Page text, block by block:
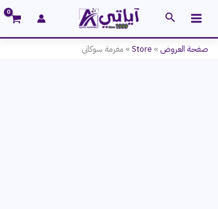
البحث
صفحة العروض »
Store
» مفرمة سوكاني